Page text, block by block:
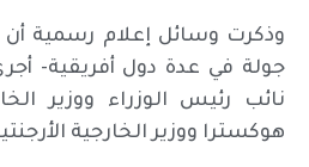
وذكرت وسائل إعلام رسمية أن
جولة في عدة دول أفريقية-
نائب رئيس الوزراء ووزير
هوكسترا ووزير الخارجية